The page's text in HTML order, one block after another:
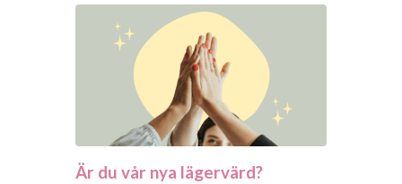
Är du vår nya lägervärd?